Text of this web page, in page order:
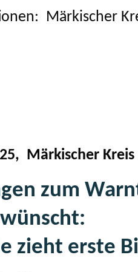
Märkischer
Märkischer
zum
zieht erste